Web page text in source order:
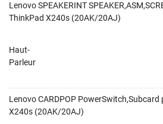
Lenovo SPEAKERINT
ThinkPad X240s (20AK/20AJ)
Haut-
Parleur
Lenovo CARDPOP
X240s (20AK/20AJ)